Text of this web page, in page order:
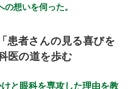
想いを伺った。
患者さんの見る喜びを
医の道を歩む
と眼科を専攻した理由を教